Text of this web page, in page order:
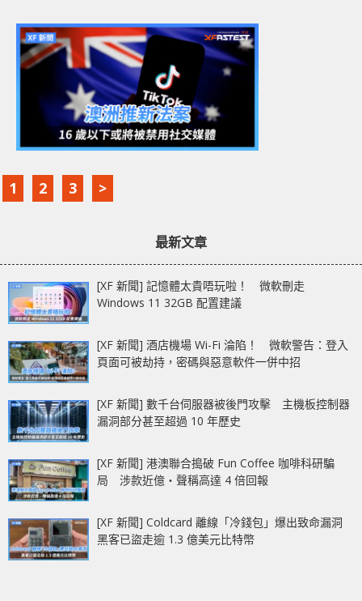
1 2 3 >
最新文章
[XF 新聞] 記憶體太貴唔玩啦！ 微軟刪走
Windows 11 32GB 配置建議
[XF 新聞] 酒店機場 Wi-Fi 淪陷！ 微軟警告：登入
頁面可被劫持，密碼與惡意軟件一併中招
[XF 新聞] 數千台伺服器被後門攻擊 主機板控制器
漏洞部分甚至超過 10 年歷史
[XF 新聞] 港澳聯合搗破 Fun Coffee 咖啡科研騙
局 涉款近億‧聲稱高達 4 倍回報
[XF 新聞] Coldcard 離線「冷錢包」爆出致命漏洞
黑客已盜走逾 1.3 億美元比特幣